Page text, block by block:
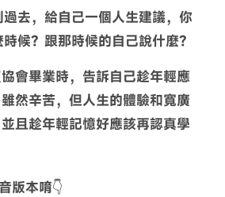
去，給自己一個人生建議，你
候？跟那時候的自己說什麼？
會畢業時，告訴自己趁年輕應
然辛苦，但人生的體驗和寬廣
且趁年輕記憶好應該再認真學
版本唷👇